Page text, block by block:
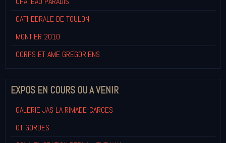
CATHEDRALE DE TOULON
MONTIER 2010
CORPS ET AME GREGORIENS
EXPOS EN COURS OU A VENIR
GALERIE JAS LA RIMADE-CARCES
OT GORDES